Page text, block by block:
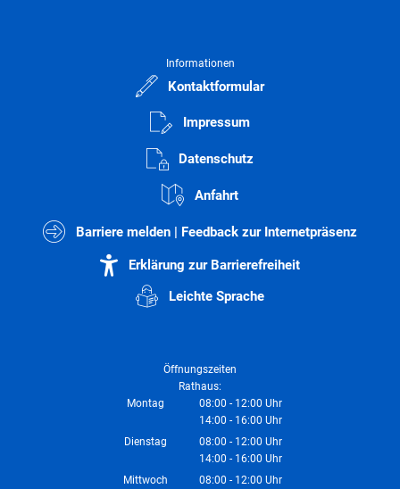
Informationen
Kontaktformular
Impressum
Datenschutz
Anfahrt
Barriere melden | Feedback zur Internetpräsenz
Erklärung zur Barrierefreiheit
Leichte Sprache
Öffnungszeiten
Rathaus:
Montag
08:00 - 12:00 Uhr
Von 08:00 bis 12:00 Uhr
14:00 - 16:00 Uhr
Von 14:00 bis 16:00 Uhr
Dienstag 08:00 - 12:00 Uhr
Von 08:00 bis 12:00 Uhr
14:00 - 16:00 Uhr
Von 14:00 bis 16:00 Uhr
Mittwoch 08:00 - 12:00 Uhr